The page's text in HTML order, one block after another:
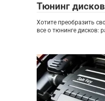
Тюнинг
Хотите преобразить
все о тюнинге дисков: